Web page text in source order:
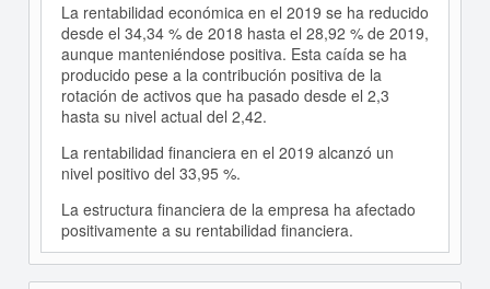
La rentabilidad económica en el 2019 se ha reducido
desde el 34,34 % de 2018 hasta el 28,92 % de 2019,
aunque manteniéndose positiva. Esta caída se ha
producido pese a la contribución positiva de la
rotación de activos que ha pasado desde el 2,3
hasta su nivel actual del 2,42.
La rentabilidad financiera en el 2019 alcanzó un
nivel positivo del 33,95 %.
La estructura financiera de la empresa ha afectado
positivamente a su rentabilidad financiera.